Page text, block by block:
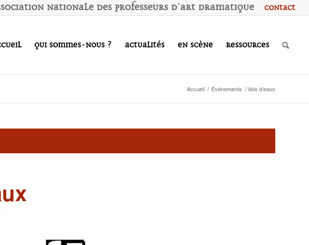
Contact
Nationale des Professeurs d'Art Dramatique
Qui sommes-nous ? Actualités En scène Ressources
Accueil / Évènements /Voix d’eaux